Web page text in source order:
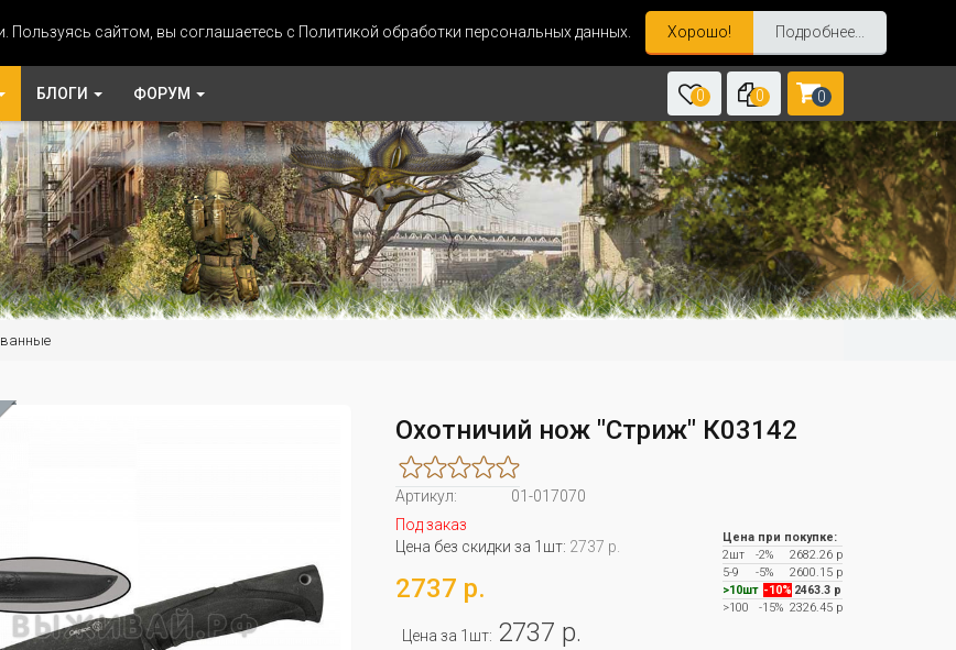
сайтом, вы соглашаетесь с Политикой обработки персональных данных. Хорошо! Подробнее...
БЛОГИ ФОРУМ 0 0 0
Охотничий нож "Стриж" К03142
Артикул:
01-017070
Под заказ
Цена без скидки за 1шт: 2737 р.
2737 р.
Цена за 1шт: 2737 р.
Цена при покупке:
2шт
-2%
2682.26 р
5-9
-5%
2600.15 р
>10шт -10% 2463.3 р
>100
-15%2326.45 р